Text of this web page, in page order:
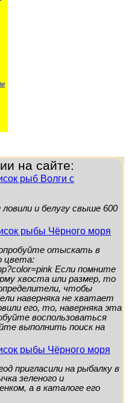
на сайте:
рыб Волги с
и белугу свыше 600
рыбы Чёрного моря
отыскать в
цвета:
Если помните
хвоста или размер, то
чтобы
наверняка не хватает
его, то, наверняка эта
воспользоваться
выполнить поиск на
рыбы Чёрного моря
пригласили на рыбалку в
зеленого и
а в каталоге его